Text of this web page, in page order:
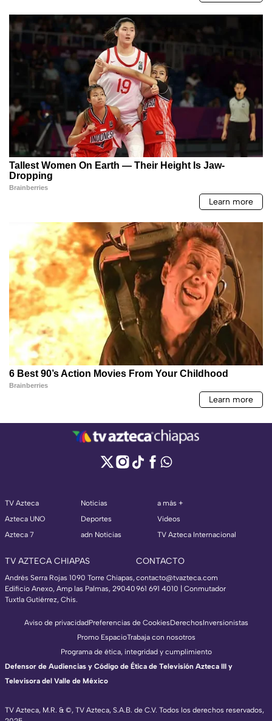
TV Azteca
Azteca UNO
Azteca 7
Noticias
Deportes
adn Noticias
a más +
Videos
TV Azteca Internacional
TV AZTECA CHIAPAS
Andrés Serra Rojas 1090 Torre Chiapas,
Edificio Anexo, Amp las Palmas, 29040
Tuxtla Gutiérrez, Chis.
CONTACTO
contacto@tvazteca.com
961 691 4010 | Conmutador
TV Azteca, M.R. & ©, TV Azteca, S.A.B. de C.V. Todos los derechos reservados,
Aviso de privacidadPreferencias de CookiesDerechosInversionistas
Promo EspacioTrabaja con nosotros
Programa de ética, integridad y cumplimiento
Defensor de Audiencias y Código de Ética de Televisión Azteca III y
Televisora del Valle de México